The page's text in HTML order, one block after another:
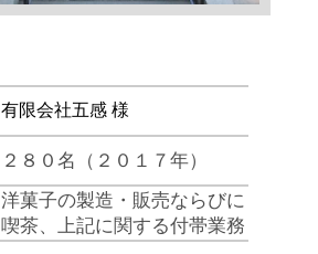
有限会社五感 様
２８０名（２０１７年）
洋菓子の製造・販売ならびに
喫茶、上記に関する付帯業務